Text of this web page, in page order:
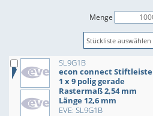
Menge
SL9G1B
econ connect Stiftleiste
1 x 9 polig gerade
Rastermaß 2,54 mm
Länge 12,6 mm
EVE: SL9G1B